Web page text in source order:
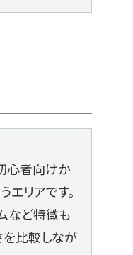
心者向けか
リアです。
など特徴も
を比較しなが